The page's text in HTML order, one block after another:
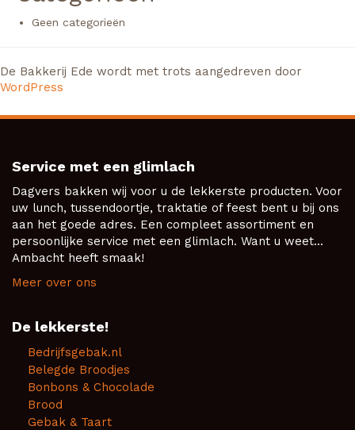
Geen categorieën
De Bakkerij Ede wordt met trots aangedreven door
WordPress
Service met een glimlach
Dagvers bakken wij voor u de lekkerste producten. Voor
uw lunch, tussendoortje, traktatie of feest bent u bij ons
aan het goede adres. Een compleet assortiment en
persoonlijke service met een glimlach. Want u weet...
Ambacht heeft smaak!
Meer over ons
De lekkerste!
Bedrijfsgebak.nl
Belegde Broodjes
Bonbons & Chocolade
Brood
Gebak & Taart